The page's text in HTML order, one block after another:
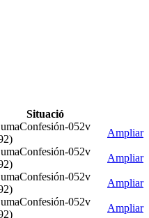
Situació
052v
Ampliar
052v
Ampliar
052v
Ampliar
052v
Ampliar